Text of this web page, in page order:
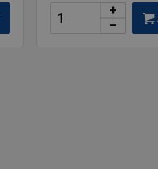
+
–